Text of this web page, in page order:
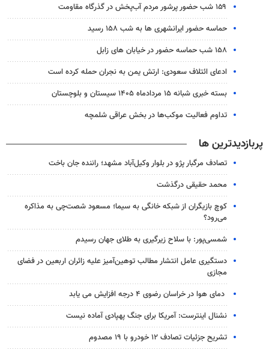
۱۵۹ شب حضور پرشور مردم آب‌پخش در گذرگاه مقاومت
حماسه حضور ایرانشهری ها به شب ۱۵۸ رسید
۱۵۸ شب حماسه حضور در خیابان های زابل
ادعای ائتلاف سعودی: ارتش یمن به نجران حمله کرده است
بسته خبری شبانه ۱۵ مردادماه ۱۴۰۵ سیستان و بلوچستان
تداوم فعالیت موکب‌ها در بخش عراقی شلمچه
پربازدیدترین ها
تصادف مرگبار پژو در بلوار وکیل‌آباد مشهد؛ راننده جان باخت
محمد حقیقی درگذشت
کوچ بازیگران از شبکه خانگی به سیما؛ مسعود شصت‌چی به مذاکره
می‌رود؟
شمسی‌پور: با سلاح زیرگیری به طلای جهان رسیدم
دستگیری عامل انتشار مطالب توهین‌آمیز علیه زائران اربعین در فضای
مجازی
دمای هوا در خراسان رضوی ۴ درجه افزایش می یابد
نشنال اینترست: آمریکا برای جنگ پهپادی آماده نیست
تشریح جزئیات تصادف ۱۲ خودرو با ۱۹ مصدوم